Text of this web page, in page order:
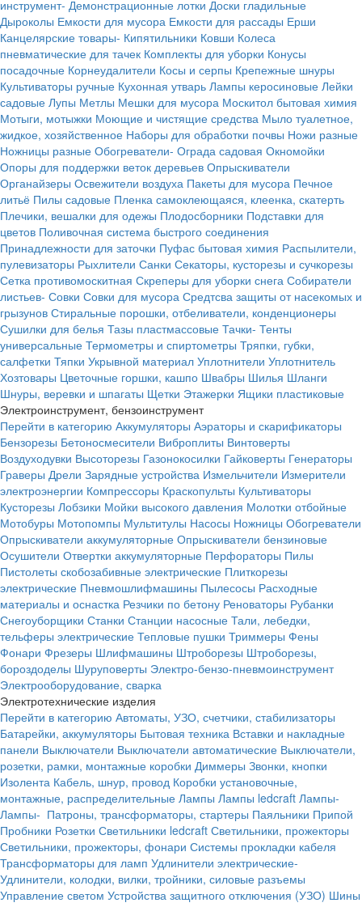
инструмент- Демонстрационные лотки Доски гладильные
Дыроколы Емкости для мусора Емкости для рассады Ерши
Канцелярские товары- Кипятильники Ковши Колеса
пневматические для тачек Комплекты для уборки Конусы
посадочные Корнеудалители Косы и серпы Крепежные шнуры
Культиваторы ручные Кухонная утварь Лампы керосиновые Лейки
садовые Лупы Метлы Мешки для мусора Москитол бытовая химия
Мотыги, мотыжки Моющие и чистящие средства Мыло туалетное,
жидкое, хозяйственное Наборы для обработки почвы Ножи разные
Ножницы разные Обогреватели- Ограда садовая Окномойки
Опоры для поддержки веток деревьев Опрыскиватели
Органайзеры Освежители воздуха Пакеты для мусора Печное
литьё Пилы садовые Пленка самоклеющаяся, клеенка, скатерть
Плечики, вешалки для одежы Плодосборники Подставки для
цветов Поливочная система быстрого соединения
Принадлежности для заточки Пуфас бытовая химия Распылители,
пулевизаторы Рыхлители Санки Секаторы, кусторезы и сучкорезы
Сетка противомоскитная Скреперы для уборки снега Собиратели
листьев- Совки Совки для мусора Средтсва защиты от насекомых и
грызунов Стиральные порошки, отбеливатели, конденционеры
Сушилки для белья Тазы пластмассовые Тачки- Тенты
универсальные Термометры и спиртометры Тряпки, губки,
салфетки Тяпки Укрывной материал Уплотнители Уплотнитель
Хозтовары Цветочные горшки, кашпо Швабры Шилья Шланги
Шнуры, веревки и шпагаты Щетки Этажерки Ящики пластиковые
Электроинструмент, бензоинструмент
Перейти в категорию Аккумуляторы Аэраторы и скарификаторы
Бензорезы Бетоносмесители Виброплиты Винтоверты
Воздуходувки Высоторезы Газонокосилки Гайковерты Генераторы
Граверы Дрели Зарядные устройства Измельчители Измерители
электроэнергии Компрессоры Краскопульты Культиваторы
Кусторезы Лобзики Мойки высокого давления Молотки отбойные
Мотобуры Мотопомпы Мультитулы Насосы Ножницы Обогреватели
Опрыскиватели аккумуляторные Опрыскиватели бензиновые
Осушители Отвертки аккумуляторные Перфораторы Пилы
Пистолеты скобозабивные электрические Плиткорезы
электрические Пневмошлифмашины Пылесосы Расходные
материалы и оснастка Резчики по бетону Реноваторы Рубанки
Снегоуборщики Станки Станции насосные Тали, лебедки,
тельферы электрические Тепловые пушки Триммеры Фены
Фонари Фрезеры Шлифмашины Штроборезы Штроборезы,
бороздоделы Шуруповерты Электро-бензо-пневмоинструмент
Электрооборудование, сварка
Электротехнические изделия
Перейти в категорию Автоматы, УЗО, счетчики, стабилизаторы
Батарейки, аккумуляторы Бытовая техника Вставки и накладные
панели Выключатели Выключатели автоматические Выключатели,
розетки, рамки, монтажные коробки Диммеры Звонки, кнопки
Изолента Кабель, шнур, провод Коробки установочные,
монтажные, распределительные Лампы Лампы ledcraft Лампы-
Лампы- Патроны, трансформаторы, стартеры Паяльники Припой
Пробники Розетки Светильники ledcraft Светильники, прожекторы
Светильники, прожекторы, фонари Системы прокладки кабеля
Трансформаторы для ламп Удлинители электрические-
Удлинители, колодки, вилки, тройники, силовые разъемы
Управление светом Устройства защитного отключения (УЗО) Шины